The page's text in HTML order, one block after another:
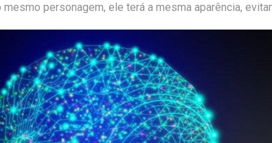
personagem, ele terá a mesma aparência,